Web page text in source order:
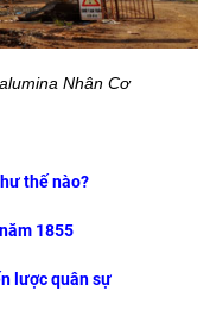
Nhân Cơ
thế nào?
1855
lược quân sự